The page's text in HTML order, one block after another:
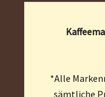
*Alle
sämtliche